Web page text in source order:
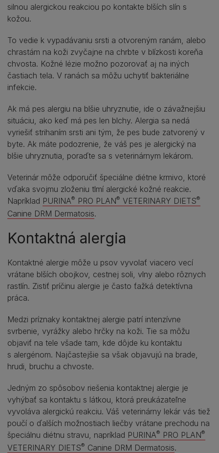
silnou alergickou reakciou po kontakte blších slín s
kožou.
To vedie k vypadávaniu srsti a otvoreným ranám, alebo
chrastám na koži zvyčajne na chrbte v blízkosti koreňa
chvosta. Kožné lézie možno pozorovať aj na iných
častiach tela. V ranách sa môžu uchytiť bakteriálne
infekcie.
Ak má pes alergiu na blšie uhryznutie, ide o závažnejšiu
situáciu, ako keď má pes len blchy. Alergia sa nedá
vyriešiť strihaním srsti ani tým, že pes bude zatvorený v
byte. Ak máte podozrenie, že váš pes je alergický na
blšie uhryznutia, poraďte sa s veterinárnym lekárom.
Veterinár môže odporučiť špeciálne diétne krmivo, ktoré
vďaka svojmu zloženiu tlmí alergické kožné reakcie.
Napríklad PURINA® PRO PLAN® VETERINARY DIETS®
Canine DRM Dermatosis.
Kontaktná alergia
Kontaktné alergie môže u psov vyvolať viacero vecí
vrátane blších obojkov, cestnej soli, vlny alebo rôznych
rastlín. Zistiť príčinu alergie je často ťažká detektívna
práca.
Medzi príznaky kontaktnej alergie patrí intenzívne
svrbenie, vyrážky alebo hrčky na koži. Tie sa môžu
objaviť na tele všade tam, kde dôjde ku kontaktu
s alergénom. Najčastejšie sa však objavujú na brade,
hrudi, bruchu a chvoste.
Jedným zo spôsobov riešenia kontaktnej alergie je
vyhýbať sa kontaktu s látkou, ktorá preukázateľne
vyvoláva alergickú reakciu. Váš veterinárny lekár vás tiež
poučí o ďalších možnostiach liečby vrátane prechodu na
špeciálnu diétnu stravu, napríklad PURINA® PRO PLAN®
VETERINARY DIETS® Canine DRM Dermatosis.